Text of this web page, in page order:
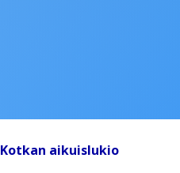
Kotkan aikuislukio